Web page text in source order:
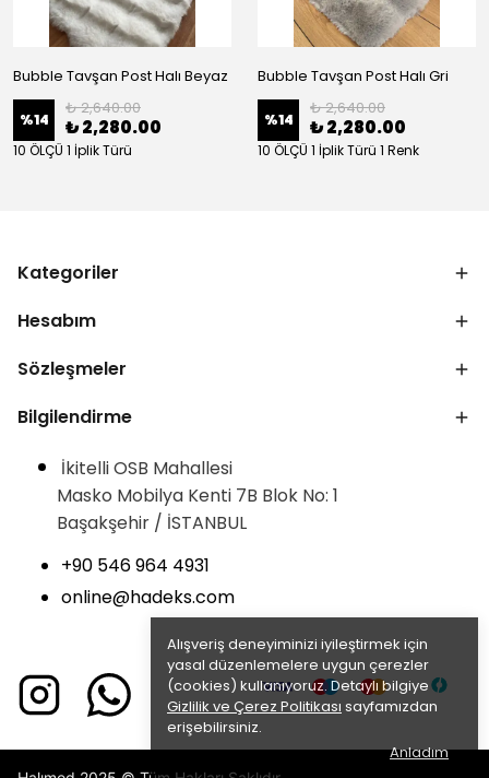
Alışveriş deneyiminizi iyileştirmek için
yasal düzenlemelere uygun çerezler
(cookies) kullanıyoruz. Detaylı bilgiye
Gizlilik ve Çerez Politikası sayfamızdan
erişebilirsiniz.
Anladım
Bubble Tavşan Post Halı Beyaz
%14
₺ 2,640.00
₺ 2,280.00
10 ÖLÇÜ 1 İplik Türü
Bubble Tavşan Post Halı Gri
%14
₺ 2,640.00
₺ 2,280.00
10 ÖLÇÜ 1 İplik Türü 1 Renk
Kategoriler
Hesabım
Sözleşmeler
Bilgilendirme
İkitelli OSB Mahallesi
Masko Mobilya Kenti 7B Blok No: 1
Başakşehir / İSTANBUL
+90 546 964 4931
online@hadeks.com